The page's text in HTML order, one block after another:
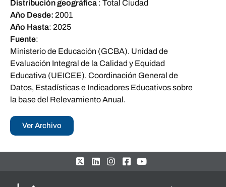
Distribución geográfica : Total Ciudad
Año Desde: 2001
Año Hasta: 2025
Fuente:
Ministerio de Educación (GCBA). Unidad de
Evaluación Integral de la Calidad y Equidad
Educativa (UEICEE). Coordinación General de
Datos, Estadísticas e Indicadores Educativos sobre
la base del Relevamiento Anual.
Ver Archivo